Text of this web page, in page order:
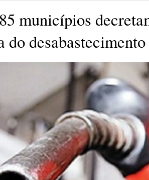
municípios
do